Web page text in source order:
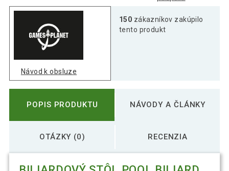
Návod k obsluze
150 zákazníkov zakúpilo
tento produkt
POPIS PRODUKTU NÁVODY A ČLÁNKY
OTÁZKY (0) RECENZIA